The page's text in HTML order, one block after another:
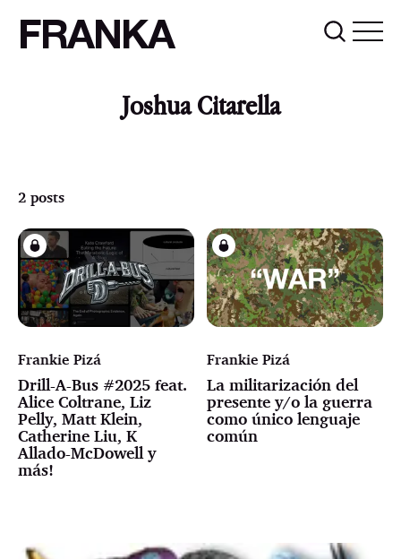
FRANKA
Joshua Citarella
2 posts
Frankie Pizá
Drill-A-Bus #2025 feat.
Alice Coltrane, Liz
Pelly, Matt Klein,
Catherine Liu, K
Allado-McDowell y
más!
Frankie Pizá
La militarización del
presente y/o la guerra
como único lenguaje
común